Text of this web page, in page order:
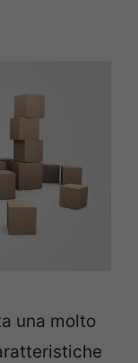
una molto